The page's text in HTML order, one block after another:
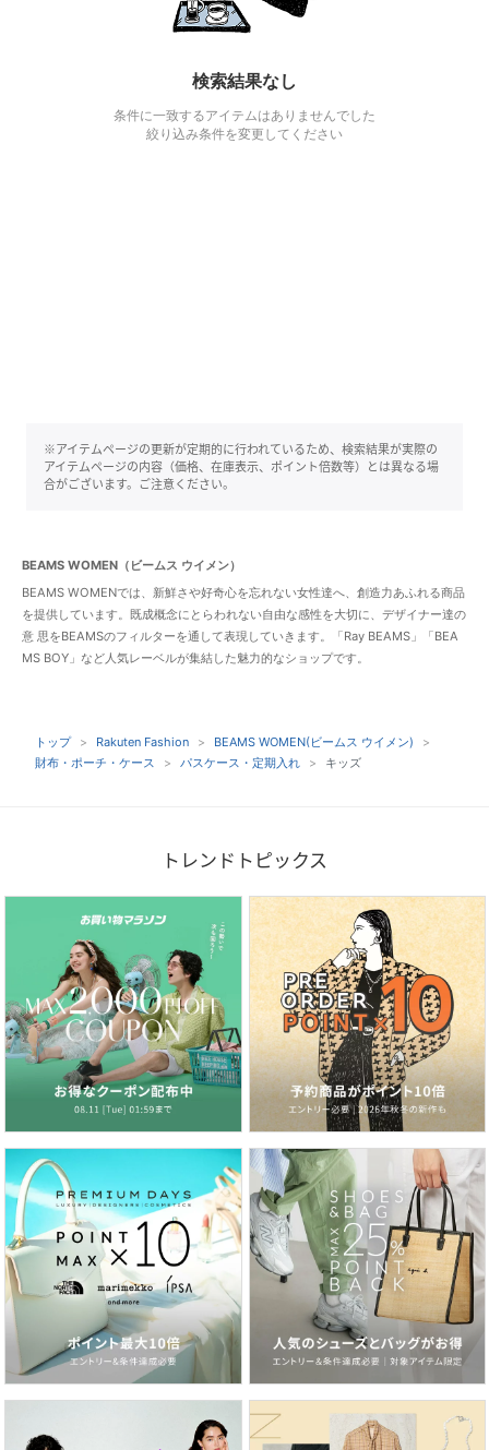
検索結果なし
条件に一致するアイテムはありませんでした
絞り込み条件を変更してください
※アイテムページの更新が定期的に行われているため、検索結果が実際の
アイテムページの内容（価格、在庫表示、ポイント倍数等）とは異なる場
合がございます。ご注意ください。
BEAMS WOMEN（ビームス ウイメン）
BEAMS WOMENでは、新鮮さや好奇心を忘れない女性達へ、創造力あふれる商品
を提供しています。既成概念にとらわれない自由な感性を大切に、デザイナー達の
意 思をBEAMSのフィルターを通して表現していきます。「Ray BEAMS」「BEA
MS BOY」など人気レーベルが集結した魅力的なショップです。
トップ Rakuten Fashion
BEAMS WOMEN(ビームス ウイメン)
財布・ポーチ・ケース
パスケース・定期入れ キッズ
トレンドトピックス